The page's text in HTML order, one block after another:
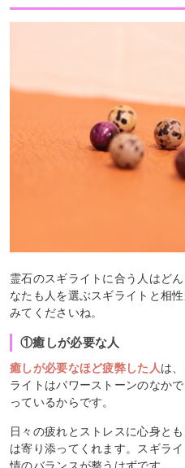
霊石のスギライトに合う人はど
なたも人を選ぶスギライトと相
みてくださいね。
①癒しが必要な人
癒しが必要なほど疲弊した人は
ライトはパワーストーンのなか
っているからです。
日々の疲れとストレスに心身と
は寄り添ってくれます。スギラ
情のバランスが整うはずです。